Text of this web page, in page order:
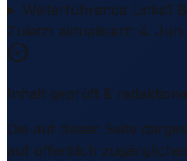
Weiterführende Links1
Zuletzt aktualisiert: 4.
Inhalt geprüft &
Die auf dieser Seite
auf öffentlich